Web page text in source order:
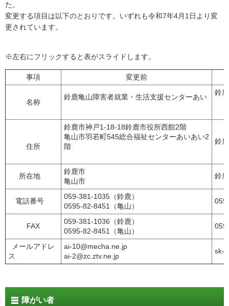
た。
変更する項目は以下のとおりです。いずれも令和7年4月1日より変
更されています。
※左右にフリックすると表がスライドします。
事項 変更前
名称
鈴鹿亀山障害者就業・生活支援センターあい
鈴
住所
鈴鹿市神戸1-18-18鈴鹿市役所西館2階
亀山市羽若町545総合福祉センターあいあい2
階
鈴
所在地
鈴鹿市
亀山市
鈴
電話番号
059-381-1035（鈴鹿）
0595-82-8451（亀山）
FAX
059-381-1036（鈴鹿）
0595-82-8451（亀山）
メールアドレ
ス
ai-10@mecha.ne.jp
ai-2@zc.ztv.ne.jp
sk-
障がい者